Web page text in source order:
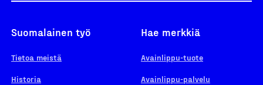
Suomalainen työ
Tietoa meistä
Historia
Hae merkkiä
Avainlippu-tuote
Avainlippu-palvelu